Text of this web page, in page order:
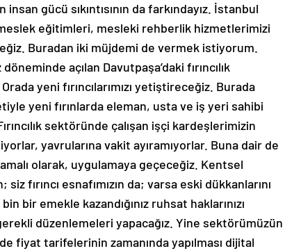
gücü sıkıntısının da farkındayız. İstanbul
eğitimleri, mesleki rehberlik hizmetlerimizi
Buradan iki müjdemi de vermek istiyorum.
açılan Davutpaşa’daki fırıncılık
yeni fırıncılarımızı yetiştireceğiz. Burada
yeni fırınlarda eleman, usta ve iş yeri sahibi
sektöründe çalışan işçi kardeşlerimizin
yavrularına vakit ayıramıyorlar. Buna dair de
olarak, uygulamaya geçeceğiz. Kentsel
fırıncı esnafımızın da; varsa eski dükkanlarını
bir emekle kazandığınız ruhsat haklarınızı
düzenlemeleri yapacağız. Yine sektörümüzün
fiyat tarifelerinin zamanında yapılması dijital